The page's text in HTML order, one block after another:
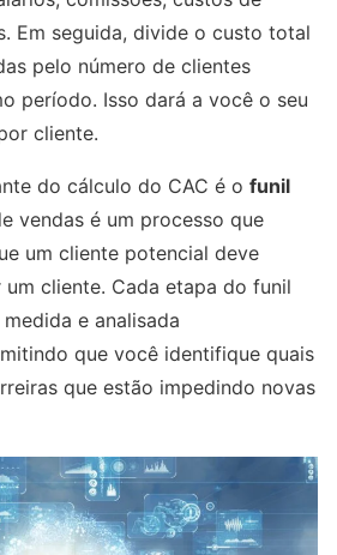
Em seguida, divide o custo total
pelo número de clientes
período. Isso dará a você o seu
cliente.
do cálculo do CAC é o funil
vendas é um processo que
um cliente potencial deve
cliente. Cada etapa do funil
e analisada
que você identifique quais
que estão impedindo novas